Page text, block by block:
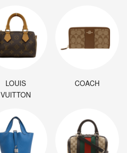
LOUIS
VUITTON
COACH